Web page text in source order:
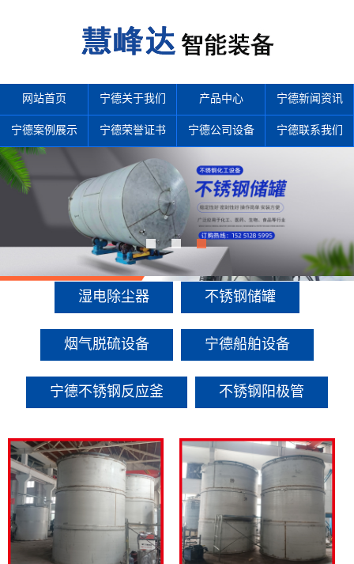
网站首页 宁德关于我们 产品中心 宁德新闻资讯
宁德案例展示 宁德荣誉证书 宁德公司设备 宁德联系我们
产品中心
多年来诚信服务每一位客户，以至诚用心，缔造优良品质。
湿电除尘器 不锈钢储罐
烟气脱硫设备 宁德船舶设备
宁德不锈钢反应釜 不锈钢阳极管